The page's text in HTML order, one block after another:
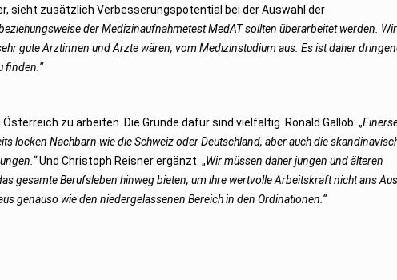
sieht zusätzlich Verbesserungspotential bei der Auswahl der
der Medizinaufnahmetest MedAT sollten überarbeitet werden. Wir
gute Ärztinnen und Ärzte wären, vom Medizinstudium aus. Es ist daher
finden.“
zu arbeiten. Die Gründe dafür sind vielfältig. Ronald Gallob: „
locken Nachbarn wie die Schweiz oder Deutschland, aber auch die
Und Christoph Reisner ergänzt: „Wir müssen daher jungen und älteren
gesamte Berufsleben hinweg bieten, um ihre wertvolle Arbeitskraft nicht ans
genauso wie den niedergelassenen Bereich in den Ordinationen.“